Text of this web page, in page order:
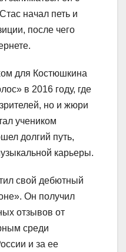
начал петь и
после чего
для Костюшкина
в 2016 году, где
но и жюри
учеником
долгий путь,
карьеры.
свой дебютный
Он получил
отзывов от
среди
и за ее